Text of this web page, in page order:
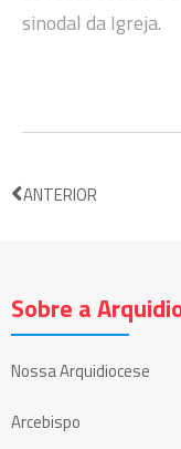
sinodal da Igreja.
ANTERIOR
Sobre a
Nossa Arquidiocese
Arcebispo